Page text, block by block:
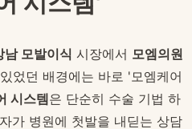
남 모발이식 시장에서 모엠의원
었던 배경에는 바로 '모엠케어
시스템은 단순히 수술 기법 하
가 병원에 첫발을 내딛는 상담